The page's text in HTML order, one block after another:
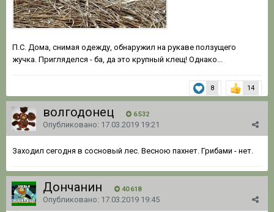
П.С. Дома, снимая одежду, обнаружил на рукаве ползущего
жучка. Пригляделся - ба, да это крупный клещ! Однако...
8 14
волгодонец 6 532
Опубликовано: 17.03.2019 19:21
Заходил сегодня в сосновый лес. Весною пахнет. Грибами - нет.
Дончанин 40 618
Опубликовано: 17.03.2019 19:45